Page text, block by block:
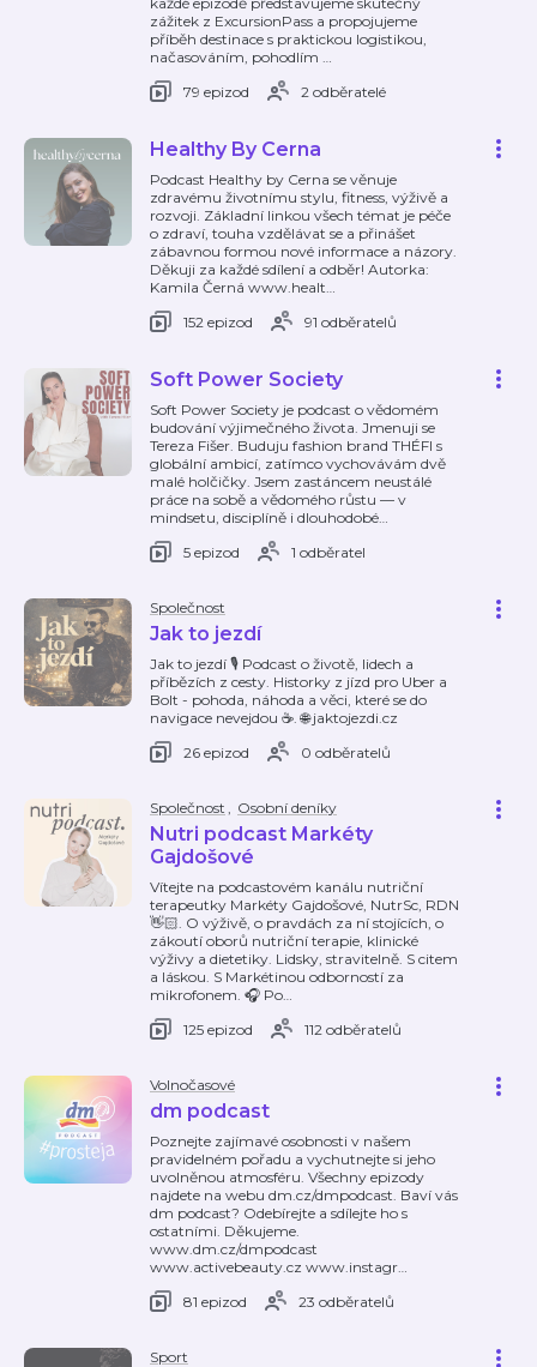
zážitek z ExcursionPass a propojujeme
příběh destinace s praktickou logistikou,
načasováním, pohodlím …
79 epizod
2 odběratelé
Healthy By Cerna
Podcast Healthy by Cerna se věnuje
zdravému životnímu stylu, fitness, výživě a
rozvoji. Základní linkou všech témat je péče
o zdraví, touha vzdělávat se a přinášet
zábavnou formou nové informace a názory.
Děkuji za každé sdílení a odběr! Autorka:
Kamila Černá www.healt…
152 epizod
91 odběratelů
Soft Power Society
Soft Power Society je podcast o vědomém
budování výjimečného života. Jmenuji se
Tereza Fišer. Buduju fashion brand THÉFI s
globální ambicí, zatímco vychovávám dvě
malé holčičky. Jsem zastáncem neustálé
práce na sobě a vědomého růstu — v
mindsetu, disciplíně i dlouhodobé…
5 epizod
1 odběratel
Společnost
Jak to jezdí
Jak to jezdí 🎙️ Podcast o životě, lidech a
příbězích z cesty. Historky z jízd pro Uber a
Bolt - pohoda, náhoda a věci, které se do
navigace nevejdou ☕. 🌐 jaktojezdi.cz
26 epizod
0 odběratelů
Společnost , Osobní deníky
Nutri podcast Markéty
Gajdošové
Vítejte na podcastovém kanálu nutriční
terapeutky Markéty Gajdošové, NutrSc, RDN
👋🏻. O výživě, o pravdách za ní stojících, o
zákoutí oborů nutriční terapie, klinické
výživy a dietetiky. Lidsky, stravitelně. S citem
a láskou. S Markétinou odborností za
mikrofonem. 🎧 Po…
125 epizod
112 odběratelů
Volnočasové
dm podcast
Poznejte zajímavé osobnosti v našem
pravidelném pořadu a vychutnejte si jeho
uvolněnou atmosféru. Všechny epizody
najdete na webu dm.cz/dmpodcast. Baví vás
dm podcast? Odebírejte a sdílejte ho s
ostatními. Děkujeme.
www.dm.cz/dmpodcast
www.activebeauty.cz www.instagr…
81 epizod
23 odběratelů
Sport